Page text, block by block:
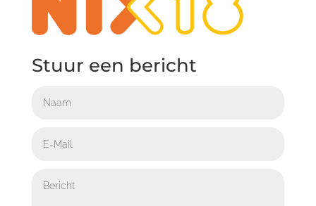
Stuur een bericht